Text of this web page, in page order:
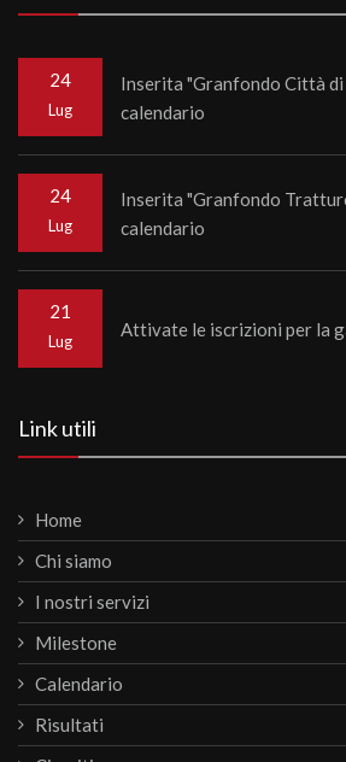
24
Lug
Inserita "Granfondo Città
calendario
24
Lug
Inserita "Granfondo
calendario
21
Lug
Attivate le iscrizioni per la
Link utili
Home
Chi siamo
I nostri servizi
Milestone
Calendario
Risultati